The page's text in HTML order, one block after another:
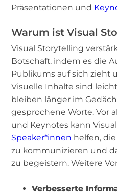
Präsentationen und
Warum ist Visual
Visual Storytelling
Botschaft, indem es die
Publikums auf sich zieht
Visuelle Inhalte sind
bleiben länger im
gesprochene Worte. Vor
und Keynotes kann
Speaker*innen helfen,
zu kommunizieren und
zu begeistern. Weitere
Verbesserte